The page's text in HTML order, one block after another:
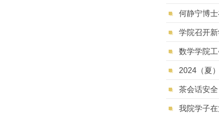
何静宁博
学院召开
数学学院
2024（夏
茶会话安
我院学子